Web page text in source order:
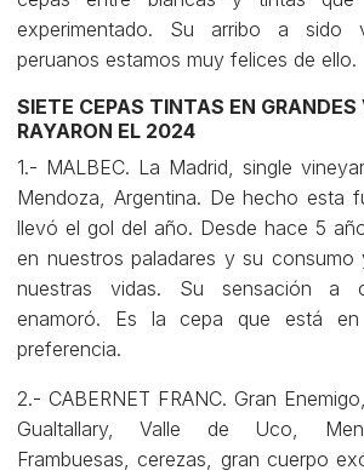
experimentado. Su arribo a sido
peruanos estamos muy felices de ello.
SIETE CEPAS TINTAS EN GRANDES
RAYARON EL 2024
1.- MALBEC. La Madrid, single
Mendoza, Argentina. De hecho esta
llevó el gol del año. Desde hace 5
en nuestros paladares y su
nuestras vidas. Su sensación a
enamoró. Es la cepa que está
preferencia.
2.- CABERNET FRANC. Gran
Gualtallary, Valle de Uco,
Frambuesas, cerezas, gran cuerpo